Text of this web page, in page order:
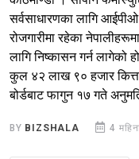
सर्वसाधारणका लागि
रोजगारीमा रहेका
लागि निष्कासन गर्न लागेको
कुल ४२ लाख ९० हजार
बोर्डबाट फागुन १७ गते
BY BIZSHALA 4